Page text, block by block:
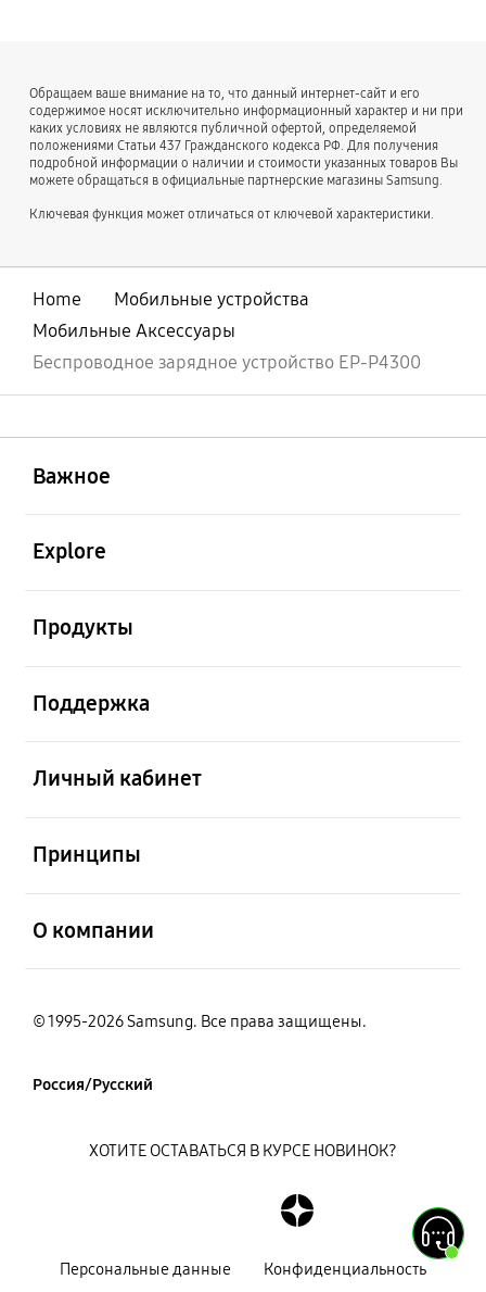
Обращаем ваше внимание на то, что данный интернет-сайт и его
содержимое носят исключительно информационный характер и ни при
каких условиях не являются публичной офертой, определяемой
положениями Статьи 437 Гражданского кодекса РФ. Для получения
подробной информации о наличии и стоимости указанных товаров Вы
можете обращаться в официальные партнерские магазины Samsung.
Ключевая функция может отличаться от ключевой характеристики.
Home
Мобильные устройства
Мобильные Аксессуары
Беспроводное зарядное устройство EP-P4300
Важное
Explore
Продукты
Поддержка
Личный кабинет
Принципы
О компании
© 1995-2026 Samsung. Все права защищены.
Россия/Русский
Персональные данные Конфиденциальность
ХОТИТЕ ОСТАВАТЬСЯ В КУРСЕ НОВИНОК?